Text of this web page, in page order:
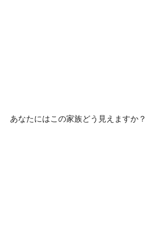
あなたにはこの家族どう見えますか？